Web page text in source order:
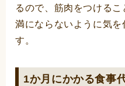
るので、筋肉をつける
満にならないように気を
す。
1か月にかかる食事